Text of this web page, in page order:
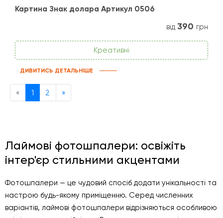
Картина Знак долара Артикул 0506
від 390 грн
Креативні
ДИВИТИСЬ ДЕТАЛЬНІШЕ
« Previous
1 2 »Next
Лаймові фотошпалери: освіжіть
інтер'єр стильними акцентами
Фотошпалери — це чудовий спосіб додати унікальності та
настрою будь-якому приміщенню. Серед численних
варіантів, лаймові фотошпалери відрізняються особливою